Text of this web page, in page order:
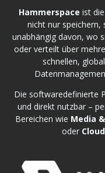
Hammerspace ist
nicht nur speichern,
unabhängig davon, wo
oder verteilt über
schnellen,
Die softwaredefinierte
und direkt nutzbar –
Bereichen wie Media
oder